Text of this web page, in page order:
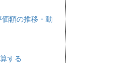
額の推移・動
する